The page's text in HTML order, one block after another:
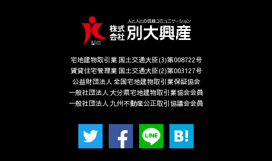
宅地建物取引業 国土交通大臣(3)第008722号
賃貸住宅管理業 国土交通大臣(2)第003127号
公益財団法人 全国宅地建物取引業保証協会
一般社団法人 大分県宅地建物取引業協会会員
一般社団法人 九州不動産公正取引協議会会員